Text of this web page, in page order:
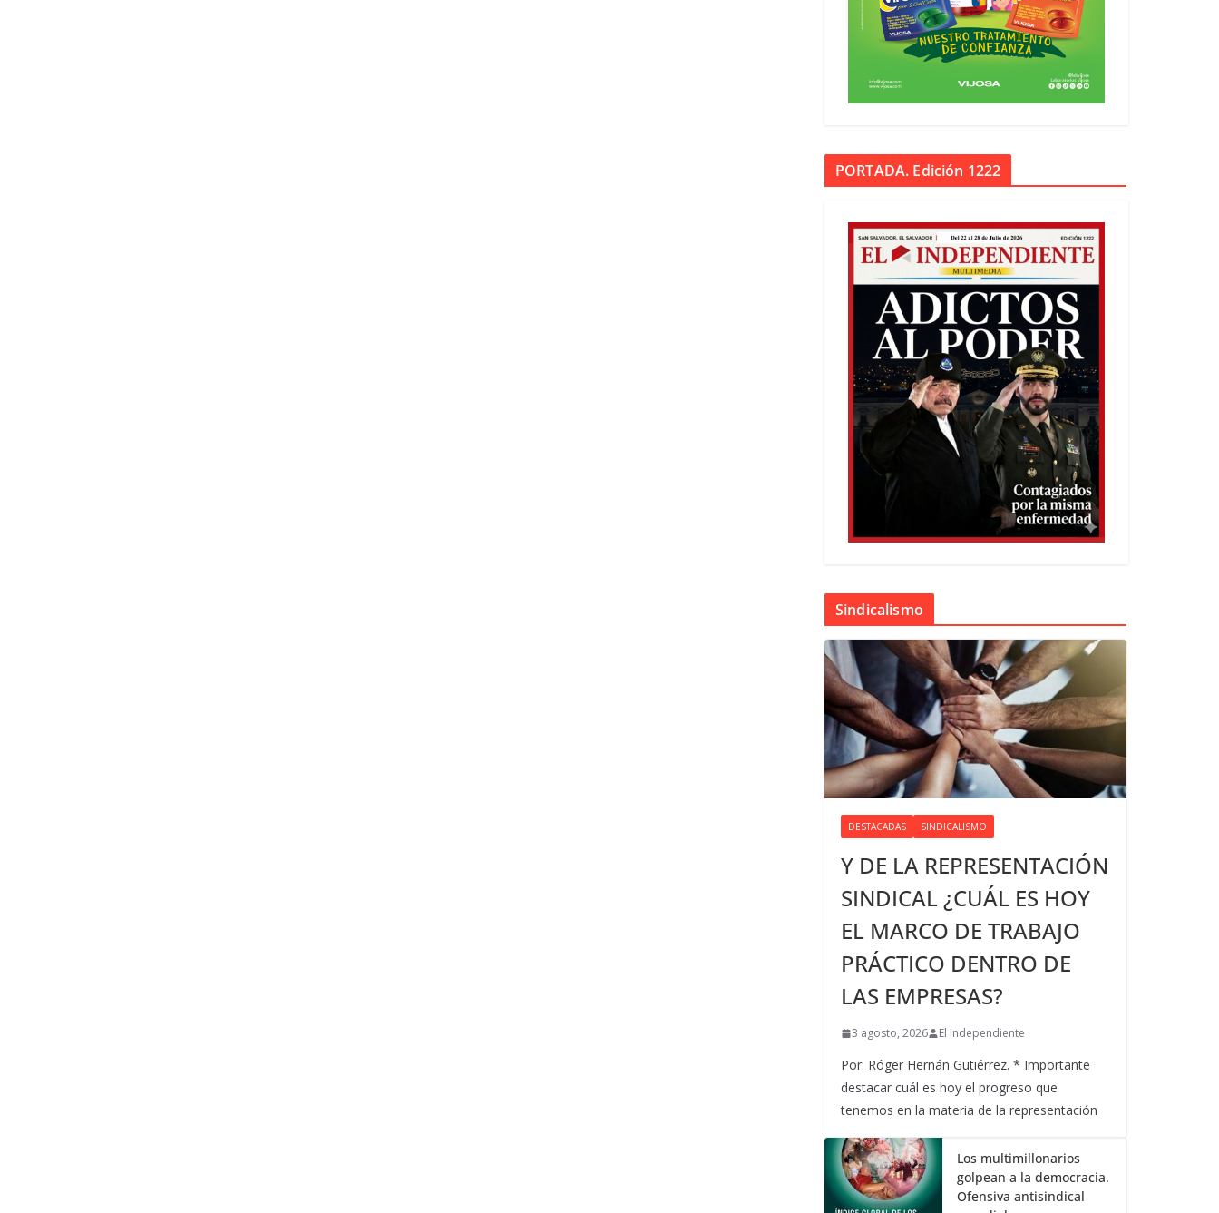
PORTADA. Edición 1222
Sindicalismo
DESTACADAS SINDICALISMO
Y DE LA REPRESENTACIÓN
SINDICAL ¿CUÁL ES HOY
EL MARCO DE TRABAJO
PRÁCTICO DENTRO DE
LAS EMPRESAS?
3 agosto, 2026 El Independiente
Por: Róger Hernán Gutiérrez. * Importante
destacar cuál es hoy el progreso que
tenemos en la materia de la representación
Los multimillonarios
golpean a la democracia.
Ofensiva antisindical